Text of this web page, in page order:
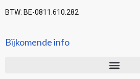
BTW: BE-0811.610.282
Bijkomende info